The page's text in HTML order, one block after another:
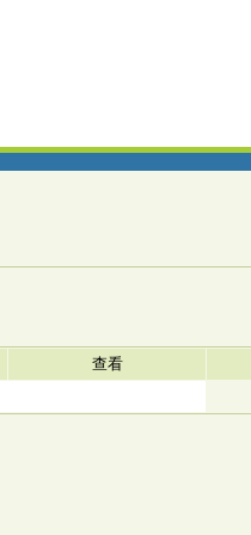
查看